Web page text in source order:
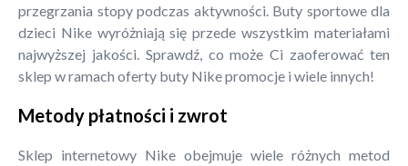
przegrzania stopy podczas aktywności. Buty sportowe dla
dzieci Nike wyróżniają się przede wszystkim materiałami
najwyższej jakości. Sprawdź, co może Ci zaoferować ten
sklep w ramach oferty buty Nike promocje i wiele innych!
Metody płatności i zwrot
Sklep internetowy Nike obejmuje wiele różnych metod